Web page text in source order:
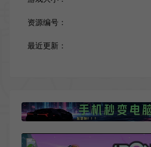
资源编号：
最近更新：